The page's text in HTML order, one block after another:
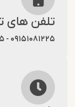
های تماس
- ۰۹۱۵۰۰۷۱۲۲۵ | تحققی